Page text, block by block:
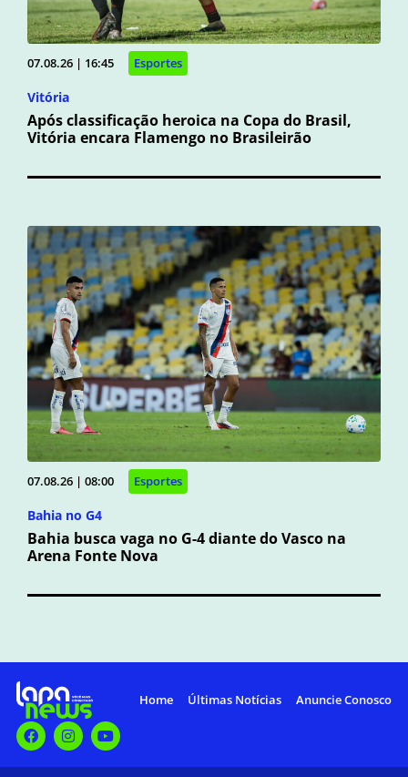
07.08.26 | 16:45 Esportes
Vitória
Após classificação heroica na Copa do Brasil,
Vitória encara Flamengo no Brasileirão
07.08.26 | 08:00 Esportes
Bahia no G4
Bahia busca vaga no G-4 diante do Vasco na
Arena Fonte Nova
Home Últimas Notícias Anuncie Conosco